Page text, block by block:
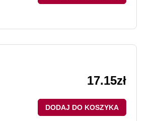
17.15zł
DODAJ DO KOSZYKA